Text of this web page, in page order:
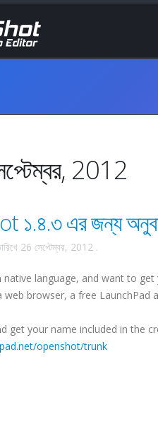
2012
১.৪.৩ এর জন্য
26 সেপ্টেম্বর, 2012 .
native language, and want to
web browser, a free
get your name included in the
openshot/trunk